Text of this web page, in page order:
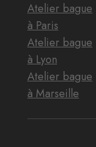
Atelier bague
à Paris
Atelier bague
à Lyon
Atelier bague
à Marseille